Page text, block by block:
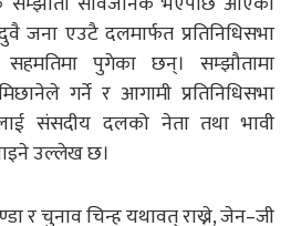
जना एउटै दलमार्फत प्रतिनिधिसभा
सहमतिमा पुगेका छन्। सम्झौतामा
गर्ने र आगामी प्रतिनिधिसभा
संसदीय दलको नेता तथा भावी
उल्लेख छ।
र चुनाव चिन्ह यथावत् राख्ने, जेन–जी